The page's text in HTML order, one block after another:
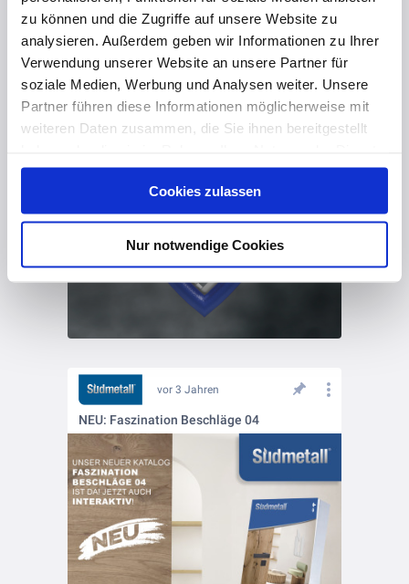
zu können und die Zugriffe auf unsere Website zu
analysieren. Außerdem geben wir Informationen zu Ihrer
Verwendung unserer Website an unsere Partner für
soziale Medien, Werbung und Analysen weiter. Unsere
Partner führen diese Informationen möglicherweise mit
weiteren Daten zusammen, die Sie ihnen bereitgestellt
gesammelt haben. Hier finden Sie Informationen zum
und unserImpressum.
Cookies zulassen
Nur notwendige Cookies
vor 3 Jahren
Unser 💙schlägt für Stahl!
vor 3 Jahren
NEU: Faszination Beschläge 04